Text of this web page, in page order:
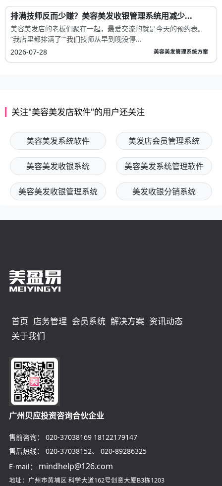
排满技师反而少赚？美容美发收银管理系统用减少...
美容美发店的老板们聚在一起，最爱交流的就是今天的预约表。
“我店里都排满了”“我们技师从早到晚没停...
2026-07-28
美容美发管理系统方案
关注"美容美发店软件"的用户还关注
美容美发系统软件 美发店会员管理系统
美容美发收银系统 美容美发系统管理软件
美容美发收银管理系统 美发收银分销系统
首页 店务管理 会员系统 解决方案 资讯动态
关于我们
广州贝应投资咨询合伙企业
售前咨询： 020-37038169 18122179147
售后热线：
020-37038152、 020-89286325
E-mail：
mindhelp@126.com
地址：广州市黄埔区 科学大道162号创意大厦B3栋1203